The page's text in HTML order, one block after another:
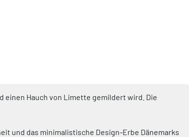
einen Hauch von Limette gemildert wird. Die
und das minimalistische Design-Erbe Dänemarks